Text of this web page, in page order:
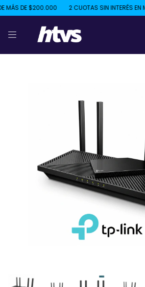
DE $200.000 2 CUOTAS SIN INTERÉS EN